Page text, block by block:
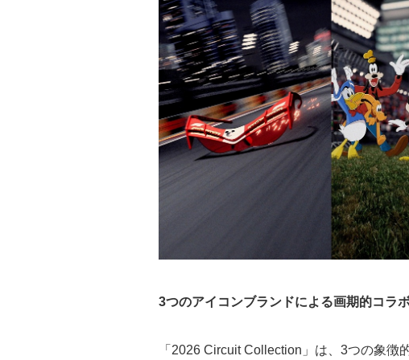
3つのアイコンブランドによる画期的コラ
「2026 Circuit Collection」は、3つの象